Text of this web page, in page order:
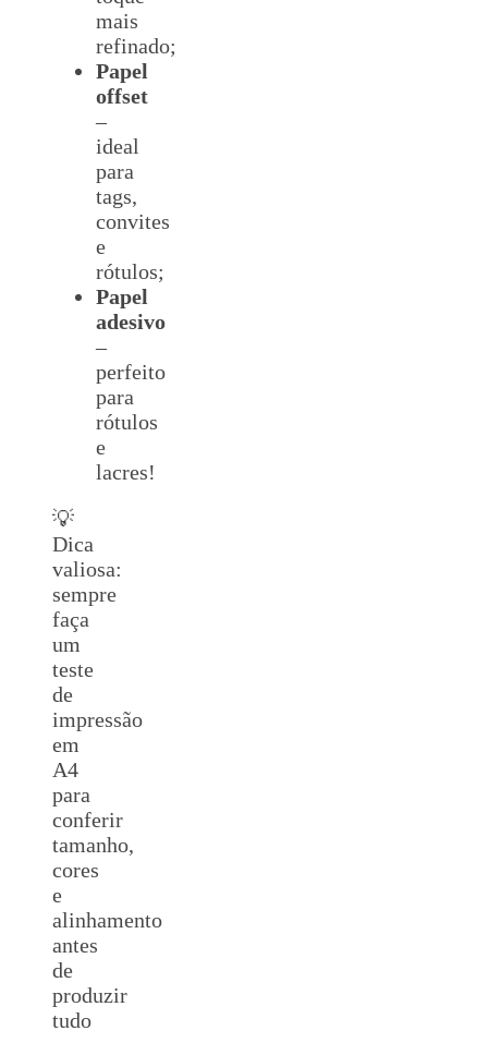
mais
refinado;
Papel
offset
–
ideal
para
tags,
convites
e
rótulos;
Papel
adesivo
–
perfeito
para
rótulos
e
lacres!
💡
Dica
valiosa:
sempre
faça
um
teste
de
impressão
em
A4
para
conferir
tamanho,
cores
e
alinhamento
antes
de
produzir
tudo